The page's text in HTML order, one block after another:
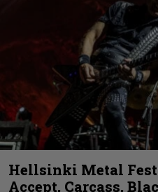
Hellsinki Metal
Accept, Carcass,